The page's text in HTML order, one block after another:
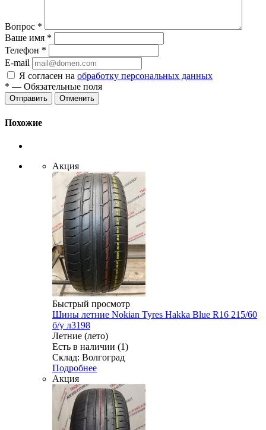
Вопрос *
Ваше имя *
Телефон *
E-mail
Я согласен на обработку персональных данных
* — Обязательные поля
Отменить
Похожие
Акция
Быстрый просмотр
Шины летние Nokian Tyres Hakka Blue R16 215/60
б/у л3198
Летние (лето)
Есть в наличии (1)
Склад: Волгоград
Подробнее
Акция